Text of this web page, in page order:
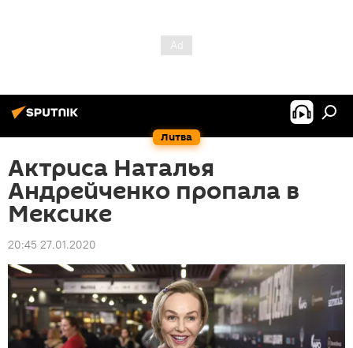
Литва
Актриса Наталья
Андрейченко пропала в
Мексике
20:45 27.01.2020